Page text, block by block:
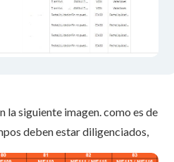
la siguiente imagen. como es de
deben estar diligenciados,